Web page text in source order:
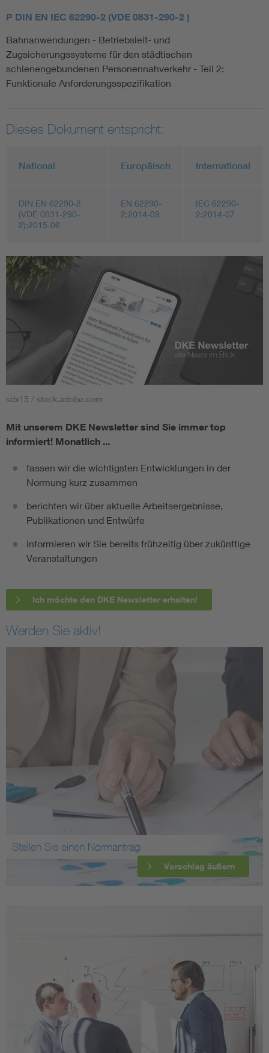
P DIN EN IEC 62290-2 (VDE 0831-290-2 )
Bahnanwendungen - Betriebsleit- und
Zugsicherungssysteme für den städtischen
schienengebundenen Personennahverkehr - Teil 2:
Funktionale Anforderungsspezifikation
Dieses Dokument entspricht:
National Europäisch International
DIN EN 62290-2
(VDE 0831-290-
2):2015-06
EN 62290-
2:2014-09
IEC 62290-
2:2014-07
sdx15 / stock.adobe.com
Mit unserem DKE Newsletter sind Sie immer top
informiert! Monatlich ...
fassen wir die wichtigsten Entwicklungen in der
Normung kurz zusammen
berichten wir über aktuelle Arbeitsergebnisse,
Publikationen und Entwürfe
informieren wir Sie bereits frühzeitig über zukünftige
Veranstaltungen
Ich möchte den DKE Newsletter erhalten!
Werden Sie aktiv!
Stellen Sie einen Normantrag
Vorschlag äußern